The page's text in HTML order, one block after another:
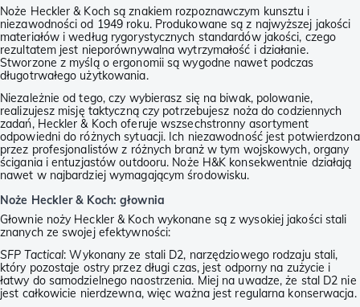
Noże Heckler & Koch są znakiem rozpoznawczym kunsztu i
niezawodności od 1949 roku. Produkowane są z najwyższej jakości
materiałów i według rygorystycznych standardów jakości, czego
rezultatem jest nieporównywalna wytrzymałość i działanie.
Stworzone z myślą o ergonomii są wygodne nawet podczas
długotrwałego użytkowania.
Niezależnie od tego, czy wybierasz się na biwak, polowanie,
realizujesz misję taktyczną czy potrzebujesz noża do codziennych
zadań, Heckler & Koch oferuje wszsechstronny asortyment
odpowiedni do różnych sytuacji. Ich niezawodność jest potwierdzona
przez profesjonalistów z różnych branż w tym wojskowych, organy
ścigania i entuzjastów outdooru. Noże H&K konsekwentnie działają
nawet w najbardziej wymagającym środowisku.
Noże Heckler & Koch: głownia
Głownie noży Heckler & Koch wykonane są z wysokiej jakości stali
znanych ze swojej efektywności:
SFP Tactical: Wykonany ze stali D2, narzędziowego rodzaju stali,
który pozostaje ostry przez długi czas, jest odporny na zużycie i
łatwy do samodzielnego naostrzenia. Miej na uwadze, że stal D2 nie
jest całkowicie nierdzewna, więc ważna jest regularna konserwacja.